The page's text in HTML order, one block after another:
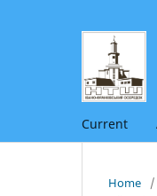
Current
Home /